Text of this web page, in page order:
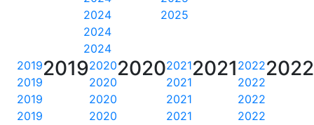
2025
2024
2024
2024
2022
2022
2022
2022
2022
2021
2021
2021
2021
2021
2020
2020
2020
2020
2020
2019
2019
2019
2019
2019